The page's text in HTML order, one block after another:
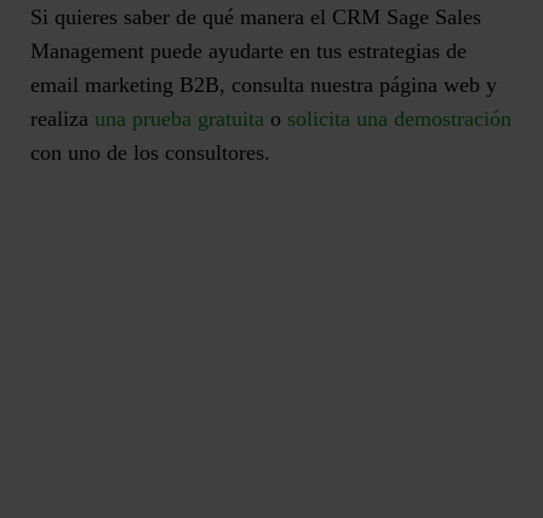
Si quieres saber de qué manera el CRM Sage Sales
Management puede ayudarte en tus estrategias de
email marketing B2B, consulta nuestra página web y
realiza una prueba gratuita o solicita una demostración
con uno de los consultores.